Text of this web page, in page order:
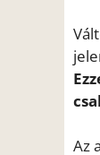
Az